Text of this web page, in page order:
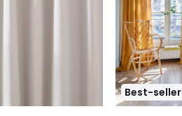
Best-seller